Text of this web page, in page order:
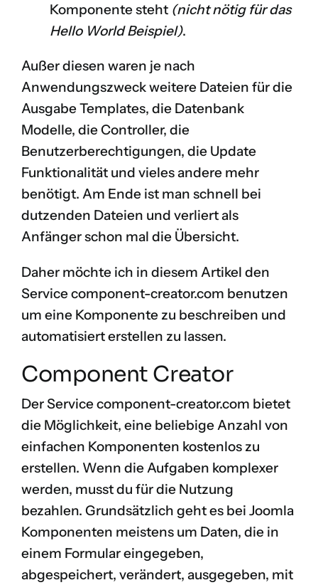
Komponente steht (nicht nötig für das
Hello World Beispiel).
Außer diesen waren je nach
Anwendungszweck weitere Dateien für die
Ausgabe Templates, die Datenbank
Modelle, die Controller, die
Benutzerberechtigungen, die Update
Funktionalität und vieles andere mehr
benötigt. Am Ende ist man schnell bei
dutzenden Dateien und verliert als
Anfänger schon mal die Übersicht.
Daher möchte ich in diesem Artikel den
Service component-creator.com benutzen
um eine Komponente zu beschreiben und
automatisiert erstellen zu lassen.
Component Creator
Der Service component-creator.com bietet
die Möglichkeit, eine beliebige Anzahl von
einfachen Komponenten kostenlos zu
erstellen. Wenn die Aufgaben komplexer
werden, musst du für die Nutzung
bezahlen. Grundsätzlich geht es bei Joomla
Komponenten meistens um Daten, die in
einem Formular eingegeben,
abgespeichert, verändert, ausgegeben, mit